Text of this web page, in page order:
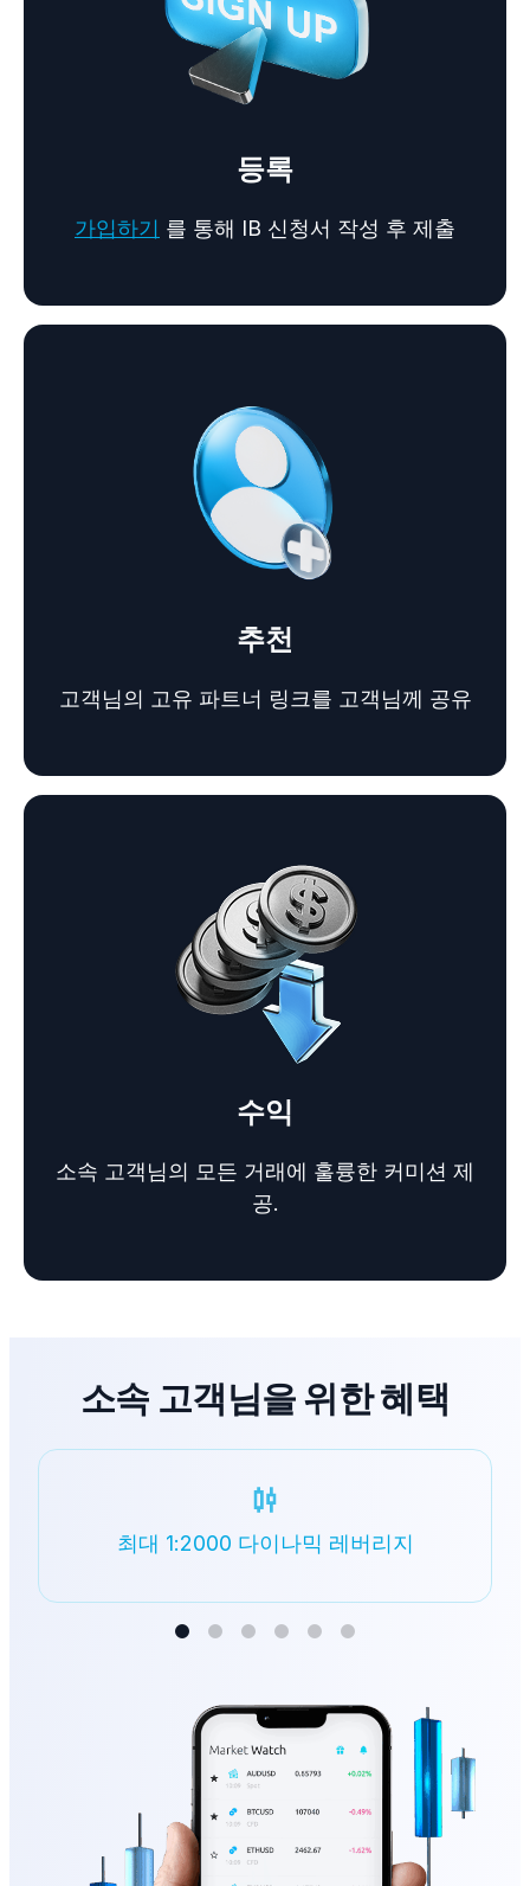
등록
가입하기 를 통해 IB 신청서 작성 후 제출
추천
고객님의 고유 파트너 링크를 고객님께 공유
수익
소속 고객님의 모든 거래에 훌륭한 커미션 제
공.
소속 고객님을 위한 혜택
첨단 거래 플랫폼